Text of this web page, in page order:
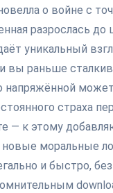
о войне с
разрослась до
уникальный
вы раньше
напряжённой
страха
— к этому
моральные
и быстро, без